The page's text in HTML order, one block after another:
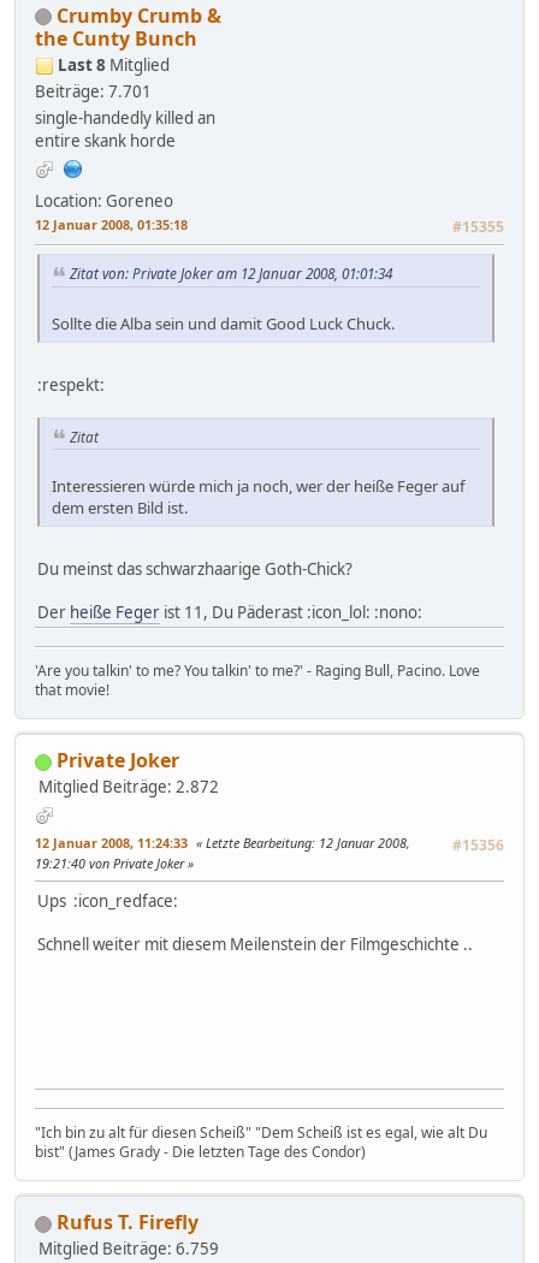
Crumby Crumb &
the Cunty Bunch
Last 8 Mitglied
Beiträge: 7.701
single-handedly killed an
entire skank horde
Location: Goreneo
12 Januar 2008, 01:35:18 #15355
Zitat von: Private Joker am 12 Januar 2008, 01:01:34
Sollte die Alba sein und damit Good Luck Chuck.
:respekt:
Zitat
Interessieren würde mich ja noch, wer der heiße Feger auf
dem ersten Bild ist.
Du meinst das schwarzhaarige Goth-Chick?
Der heiße Feger ist 11, Du Päderast :icon_lol: :nono:
'Are you talkin' to me? You talkin' to me?' - Raging Bull, Pacino. Love
that movie!
Private Joker
Mitglied Beiträge: 2.872
12 Januar 2008, 11:24:33 #15356
Letzte Bearbeitung: 12 Januar 2008,
19:21:40 von Private Joker
Ups :icon_redface:
Schnell weiter mit diesem Meilenstein der Filmgeschichte ..
"Ich bin zu alt für diesen Scheiß" "Dem Scheiß ist es egal, wie alt Du
bist" (James Grady - Die letzten Tage des Condor)
Rufus T. Firefly
Mitglied Beiträge: 6.759